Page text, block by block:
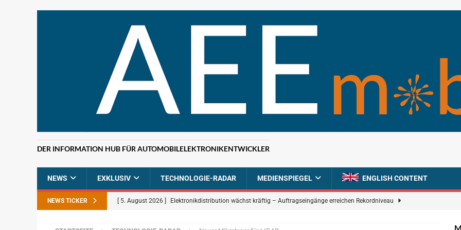
DER INFORMATION HUB FÜR AUTOMOBILELEKTRONIKENTWICKLER
NEWS EXKLUSIV TECHNOLOGIE-RADAR MEDIENSPIEGEL ENGLISH CONTENT
NEWS TICKER [ 5. August 2026 ] Elektronikdistribution wächst kräftig – Auftragseingänge erreichen Rekordniveau